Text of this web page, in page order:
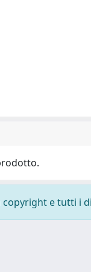
e tutti i